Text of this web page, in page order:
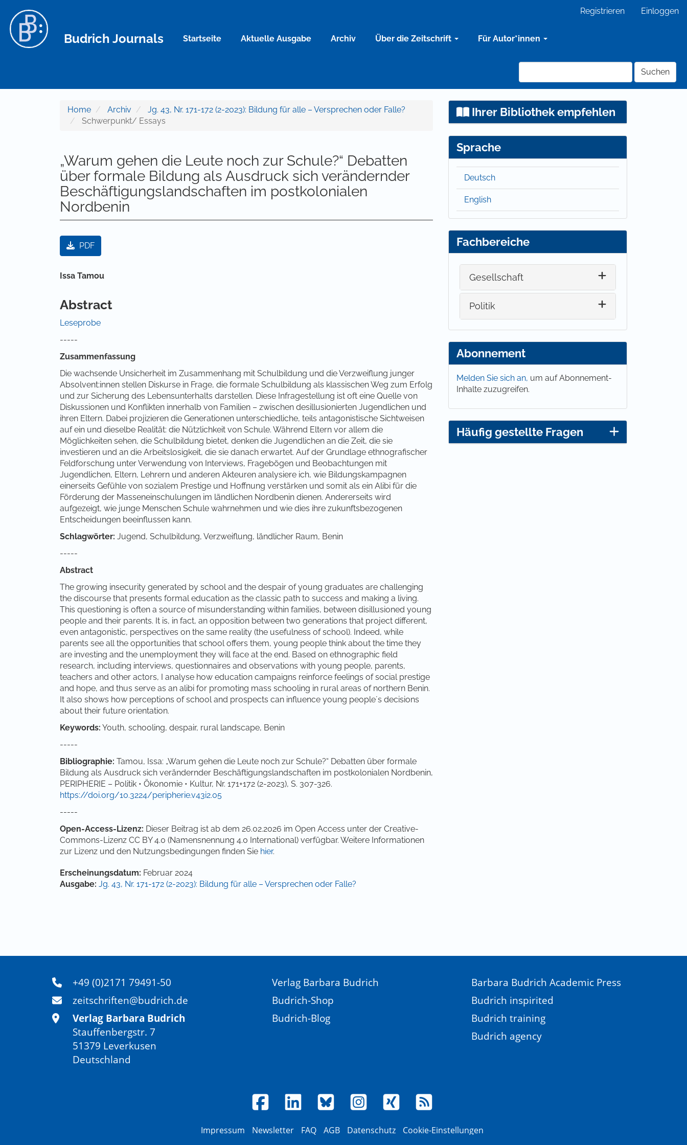
Hauptinhalt
Sidebar
Registrieren Einloggen
Budrich Journals Startseite Aktuelle Ausgabe Archiv Über die Zeitschrift Für Autor*innen
Suchen
Home Archiv
Jg. 43, Nr. 171-172 (2-2023): Bildung für alle – Versprechen oder Falle?
Schwerpunkt/ Essays
„Warum gehen die Leute noch zur Schule?“ Debatten
über formale Bildung als Ausdruck sich verändernder
Beschäftigungslandschaften im postkolonialen
Nordbenin
Artikel-Sidebar
PDF
Hauptsächlicher Artikelinhalt
Issa Tamou
Abstract
Leseprobe
-----
Zusammenfassung
Die wachsende Unsicherheit im Zusammenhang mit Schulbildung und die Verzweiflung junger
Absolvent:innen stellen Diskurse in Frage, die formale Schulbildung als klassischen Weg zum Erfolg
und zur Sicherung des Lebensunterhalts darstellen. Diese Infragestellung ist oft eine Quelle von
Diskussionen und Konflikten innerhalb von Familien – zwischen desillusionierten Jugendlichen und
ihren Eltern. Dabei projizieren die Generationen unterschiedliche, teils antagonistische Sichtweisen
auf ein und dieselbe Realität: die Nützlichkeit von Schule. Während Eltern vor allem die
Möglichkeiten sehen, die Schulbildung bietet, denken die Jugendlichen an die Zeit, die sie
investieren und an die Arbeitslosigkeit, die sie danach erwartet. Auf der Grundlage ethnografischer
Feldforschung unter Verwendung von Interviews, Fragebögen und Beobachtungen mit
Jugendlichen, Eltern, Lehrern und anderen Akteuren analysiere ich, wie Bildungskampagnen
einerseits Gefühle von sozialem Prestige und Hoffnung verstärken und somit als ein Alibi für die
Förderung der Masseneinschulungen im ländlichen Nordbenin dienen. Andererseits wird
aufgezeigt, wie junge Menschen Schule wahrnehmen und wie dies ihre zukunftsbezogenen
Entscheidungen beeinflussen kann.
Schlagwörter: Jugend, Schulbildung, Verzweiflung, ländlicher Raum, Benin
-----
Abstract
The growing insecurity generated by school and the despair of young graduates are challenging
the discourse that presents formal education as the classic path to success and making a living.
This questioning is often a source of misunderstanding within families, between disillusioned young
people and their parents. It is, in fact, an opposition between two generations that project different,
even antagonistic, perspectives on the same reality (the usefulness of school). Indeed, while
parents see all the opportunities that school offers them, young people think about the time they
are investing and the unemployment they will face at the end. Based on ethnographic field
research, including interviews, questionnaires and observations with young people, parents,
teachers and other actors, I analyse how education campaigns reinforce feelings of social prestige
and hope, and thus serve as an alibi for promoting mass schooling in rural areas of northern Benin.
It also shows how perceptions of school and prospects can influence young peopleʼs decisions
about their future orientation.
Keywords: Youth, schooling, despair, rural landscape, Benin
-----
Bibliographie: Tamou, Issa: „Warum gehen die Leute noch zur Schule?“ Debatten über formale
Bildung als Ausdruck sich verändernder Beschäftigungslandschaften im postkolonialen Nordbenin,
PERIPHERIE – Politik • Ökonomie • Kultur, Nr. 171+172 (2-2023), S. 307-326.
https://doi.org/10.3224/peripherie.v43i2.05
-----
Open-Access-Lizenz: Dieser Beitrag ist ab dem 26.02.2026 im Open Access unter der Creative-
Commons-Lizenz CC BY 4.0 (Namensnennung 4.0 International) verfügbar. Weitere Informationen
zur Lizenz und den Nutzungsbedingungen finden Sie hier.
Artikel-Details
Erscheinungsdatum: Februar 2024
Ausgabe: Jg. 43, Nr. 171-172 (2-2023): Bildung für alle – Versprechen oder Falle?
Ihrer Bibliothek empfehlen
Sprache
Deutsch
English
Fachbereiche
Gesellschaft
Politik
Abonnement
Melden Sie sich an, um auf Abonnement-
Inhalte zuzugreifen.
Häufig gestellte Fragen
+49 (0)2171 79491-50
zeitschriften@budrich.de
Verlag Barbara Budrich
Stauffenbergstr. 7
51379 Leverkusen
Deutschland
Verlag Barbara Budrich
Budrich-Shop
Budrich-Blog
Barbara Budrich Academic Press
Budrich inspirited
Budrich training
Budrich agency
Impressum Newsletter FAQ AGB Datenschutz Cookie-Einstellungen